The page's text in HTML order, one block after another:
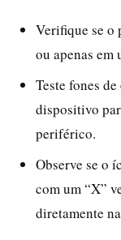
Verifique se o
ou apenas em
Teste fones
dispositivo
periférico.
Observe se o
com um “X”
diretamente